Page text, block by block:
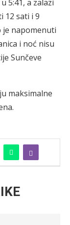
5:41, a zalazi
12 sati i 9
je napomenuti
i noć nisu
Sunčeve
maksimalne